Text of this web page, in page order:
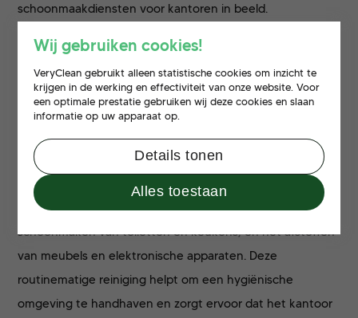
schoonmaakdiensten voor kantoren in beeld.
Kantoren schoonmaak door
Veryclean
Schoonmaakdiensten voor kantoren omvatten een breed
scala aan taken, van dagelijkse schoonmaak tot
dieptereiniging en gespecialiseerde diensten. Dagelijkse
schoonmaaktaken zijn onder andere het stofzuigen en
dweilen van vloeren, het legen van prullenbakken, het
schoonmaken van toiletten en keukens, en het afstoffen
van meubels en elektronische apparaten. Deze
routinematige reiniging helpt om een hygiënische
omgeving te handhaven en zorgt ervoor dat het kantoor
Wij gebruiken cookies!
VeryClean gebruikt alleen statistische cookies om inzicht te
krijgen in de werking en effectiviteit van onze website. Voor
een optimale prestatie gebruiken wij deze cookies en slaan
informatie op uw apparaat op.
Details tonen
Alles toestaan